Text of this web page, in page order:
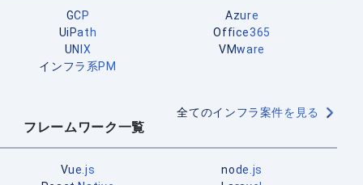
GCP
Azure
UiPath
Office365
UNIX
VMware
インフラ系PM
全てのインフラ案件を見る
フレームワーク一覧
Vue.js
node.js